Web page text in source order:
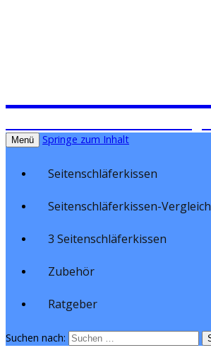
Menü Springe zum Inhalt
Seitenschläferkissen
Seitenschläferkissen-Vergleich
3 Seitenschläferkissen
Zubehör
Ratgeber
Suchen nach: